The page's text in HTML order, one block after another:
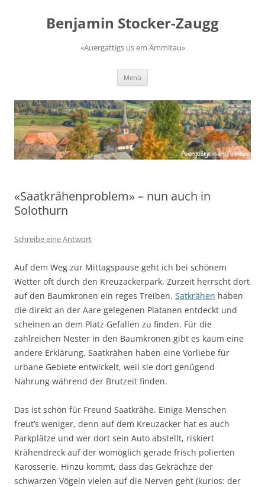
springenBenjamin Stocker-Zaugg
«Auergattigs us em Ämmitau»
Menü
«Saatkrähenproblem» – nun auch in
Solothurn
Schreibe eine Antwort
Auf dem Weg zur Mittagspause geht ich bei schönem
Wetter oft durch den Kreuzackerpark. Zurzeit herrscht dort
auf den Baumkronen ein reges Treiben. Satkrähen haben
die direkt an der Aare gelegenen Platanen entdeckt und
scheinen an dem Platz Gefallen zu finden. Für die
zahlreichen Nester in den Baumkronen gibt es kaum eine
andere Erklärung, Saatkrähen haben eine Vorliebe für
urbane Gebiete entwickelt, weil sie dort genügend
Nahrung während der Brutzeit finden.
Das ist schön für Freund Saatkrähe. Einige Menschen
freut’s weniger, denn auf dem Kreuzacker hat es auch
Parkplätze und wer dort sein Auto abstellt, riskiert
Krähendreck auf der womöglich gerade frisch polierten
Karosserie. Hinzu kommt, dass das Gekrächze der
schwarzen Vögeln vielen auf die Nerven geht (kurios: der